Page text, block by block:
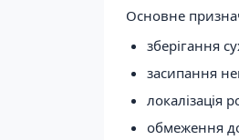
Основне
зберігання
засипання
локалізація
обмеження